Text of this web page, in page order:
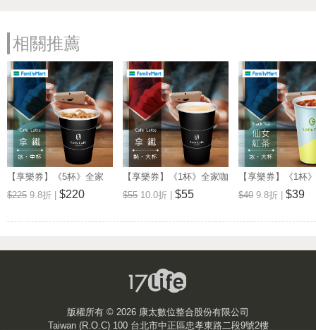
相關推薦
【享樂券】《5杯》全家
Let's Café-冰拿鐵(中杯)
$225 9.8折 | $220
【享樂券】《1杯》全家咖
啡Let's Café-熱拿鐵(大杯)
$55 10.0折 | $55
【享樂券】《1杯
品茶Let's Tea-冰
(大杯)
$40 9.8折 | $39
版權所有 © 2026 康太數位整合股份有限公司
Taiwan (R.O.C) 100 台北市中正區忠孝東路二段9號2樓